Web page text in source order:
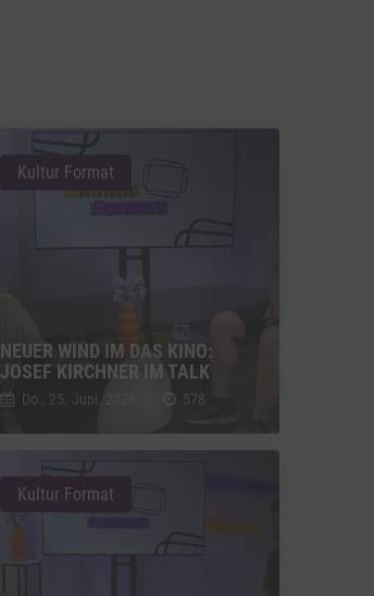
NEUER WIND IM DAS KINO:
JOSEF KIRCHNER IM TALK
Do., 25. Juni. 2026 578
Kultur Format
Kultur Format